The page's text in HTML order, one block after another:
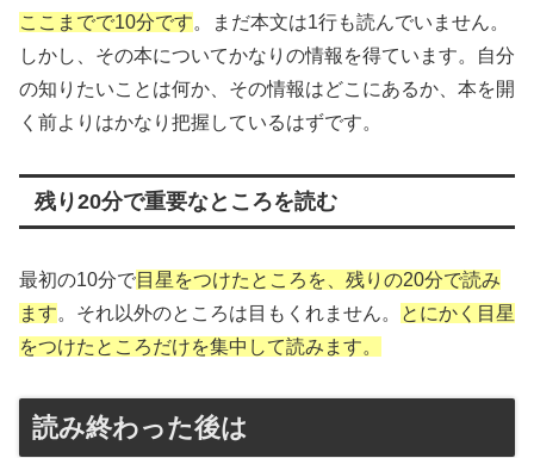
ここまでで10分です。まだ本文は1行も読んでいません。
しかし、その本についてかなりの情報を得ています。自分
の知りたいことは何か、その情報はどこにあるか、本を開
く前よりはかなり把握しているはずです。
残り20分で重要なところを読む
最初の10分で目星をつけたところを、残りの20分で読み
ます。それ以外のところは目もくれません。
とにかく目星
をつけたところだけを集中して読みます。
読み終わった後は